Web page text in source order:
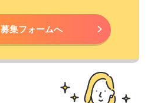
募集フォームへ